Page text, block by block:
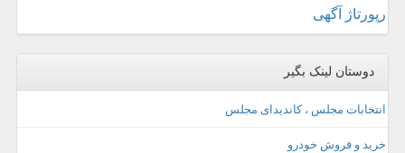
رپورتاژ آگهی
دوستان لینک بگیر
انتخابات مجلس ، کاندیدای مجلس
خرید و فروش خودرو